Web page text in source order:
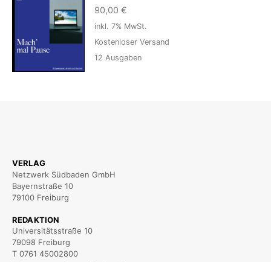
90,00 €
inkl. 7% MwSt.
Kostenloser Versand
12 Ausgaben
VERLAG
Netzwerk Südbaden GmbH
Bayernstraße 10
79100 Freiburg
REDAKTION
Universitätsstraße 10
79098 Freiburg
T 0761 45002800